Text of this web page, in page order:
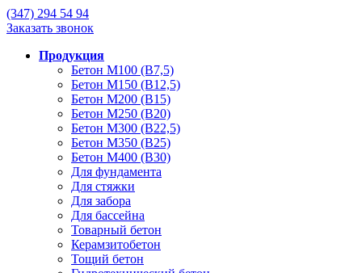
(347) 294 54 94
Заказать звонок
Продукция
Бетон М100 (В7,5)
Бетон М150 (В12,5)
Бетон М200 (В15)
Бетон М250 (В20)
Бетон М300 (В22,5)
Бетон М350 (В25)
Бетон М400 (В30)
Для фундамента
Для стяжки
Для забора
Для бассейна
Товарный бетон
Керамзитобетон
Тощий бетон